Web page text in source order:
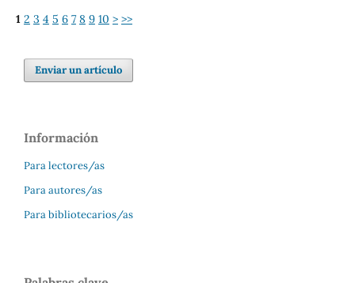
1 2 3 4 5 6 7 8 9 10 > >>
Enviar un artículo
Información
Para lectores/as
Para autores/as
Para bibliotecarios/as